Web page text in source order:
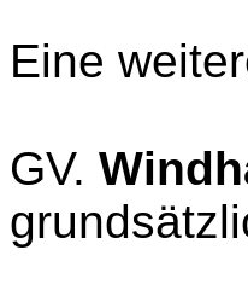
Eine
GV.